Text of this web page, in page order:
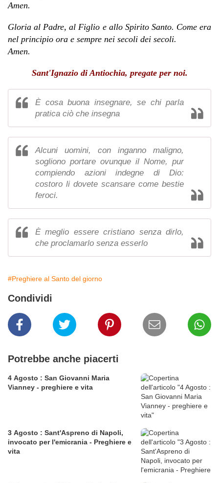
Amen.
Gloria al Padre, al Figlio e allo Spirito Santo. Come era
nel principio ora e sempre nei secoli dei secoli.
Amen.
Sant'Ignazio di Antiochia, pregate per noi.
È cosa buona insegnare, se chi parla
pratica ciò che insegna
Alcuni uomini, con inganno maligno,
sogliono portare ovunque il Nome, pur
compiendo azioni indegne di Dio:
costoro li dovete scansare come bestie
feroci.
È meglio essere cristiano senza dirlo,
che proclamarlo senza esserlo
#Preghiere al Santo del giorno
Condividi
Potrebbe anche piacerti
4 Agosto : San Giovanni Maria
Vianney - preghiere e vita
3 Agosto : Sant'Aspreno di Napoli,
invocato per l'emicrania - Preghiere e
vita